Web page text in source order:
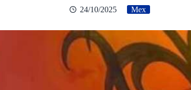
24/10/2025 Mex